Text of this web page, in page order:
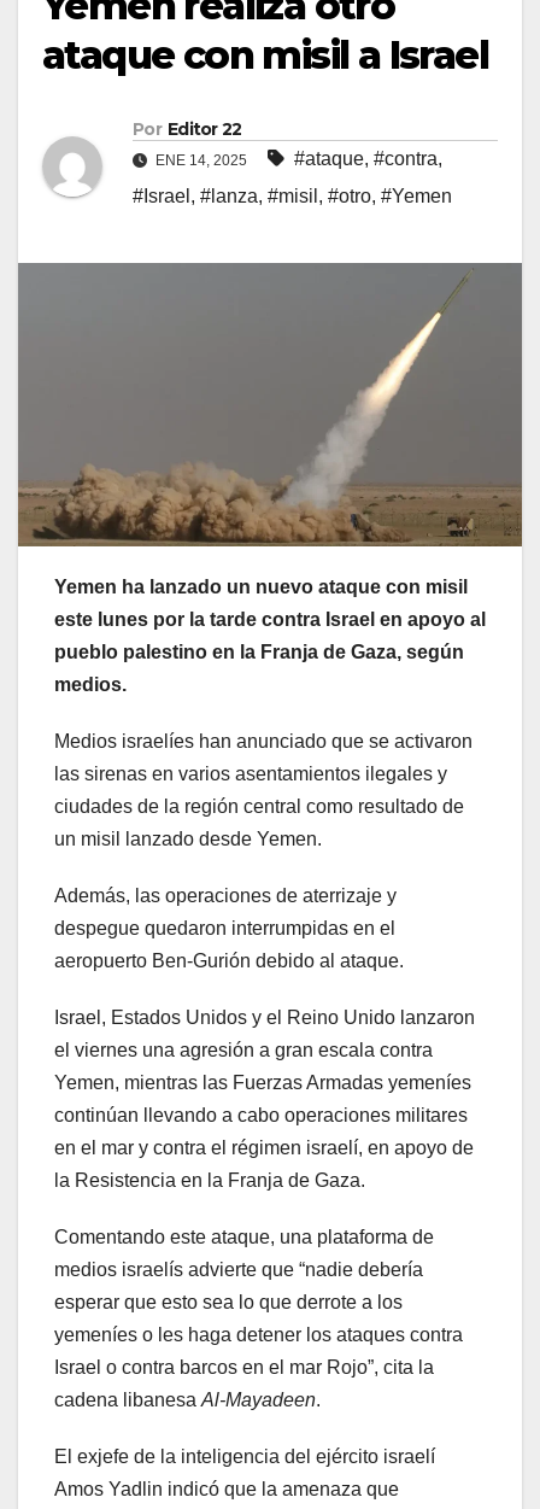
ataque con misil a Israel
Por Editor 22
ENE 14, 2025 #ataque, #contra,
#Israel , #lanza, #misil , #otro, #Yemen
Yemen ha lanzado un nuevo ataque con misil
este lunes por la tarde contra Israel en apoyo al
pueblo palestino en la Franja de Gaza, según
medios.
Medios israelíes han anunciado que se activaron
las sirenas en varios asentamientos ilegales y
ciudades de la región central como resultado de
un misil lanzado desde Yemen.
Además, las operaciones de aterrizaje y
despegue quedaron interrumpidas en el
aeropuerto Ben-Gurión debido al ataque.
Israel, Estados Unidos y el Reino Unido lanzaron
el viernes una agresión a gran escala contra
Yemen, mientras las Fuerzas Armadas yemeníes
continúan llevando a cabo operaciones militares
en el mar y contra el régimen israelí, en apoyo de
la Resistencia en la Franja de Gaza.
Comentando este ataque, una plataforma de
medios israelís advierte que “nadie debería
esperar que esto sea lo que derrote a los
yemeníes o les haga detener los ataques contra
Israel o contra barcos en el mar Rojo”, cita la
cadena libanesa Al-Mayadeen.
El exjefe de la inteligencia del ejército israelí
Amos Yadlin indicó que la amenaza que